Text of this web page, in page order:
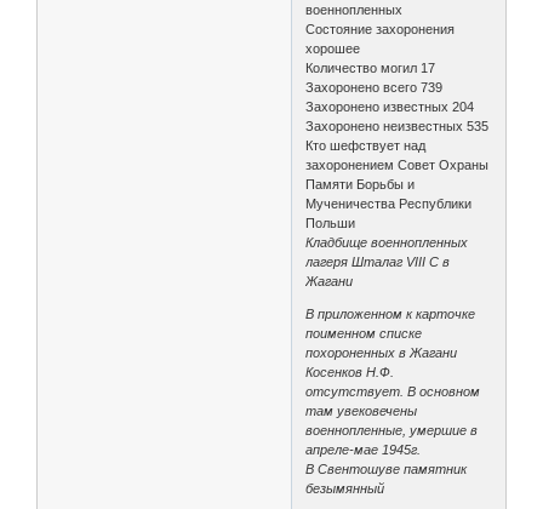
военнопленных
Состояние захоронения
хорошее
Количество могил 17
Захоронено всего 739
Захоронено известных 204
Захоронено неизвестных 535
Кто шефствует над
захоронением Совет Охраны
Памяти Борьбы и
Мученичества Республики
Польши
Кладбище военнопленных
лагеря Шталаг VIII C в
Жагани
В приложенном к карточке
поименном списке
похороненных в Жагани
Косенков Н.Ф.
отсутствует. В основном
там увековечены
военнопленные, умершие в
апреле-мае 1945г.
В Свентошуве памятник
безымянный